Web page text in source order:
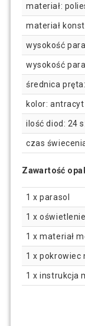
materiał:
materiał
wysokość
wysokość
średnica
kolor: antracyt
ilość diod: 24
czas
Zawartość
1 x parasol
1 x oświetlenie
1 x materiał
1 x pokrowiec
1 x instrukcja